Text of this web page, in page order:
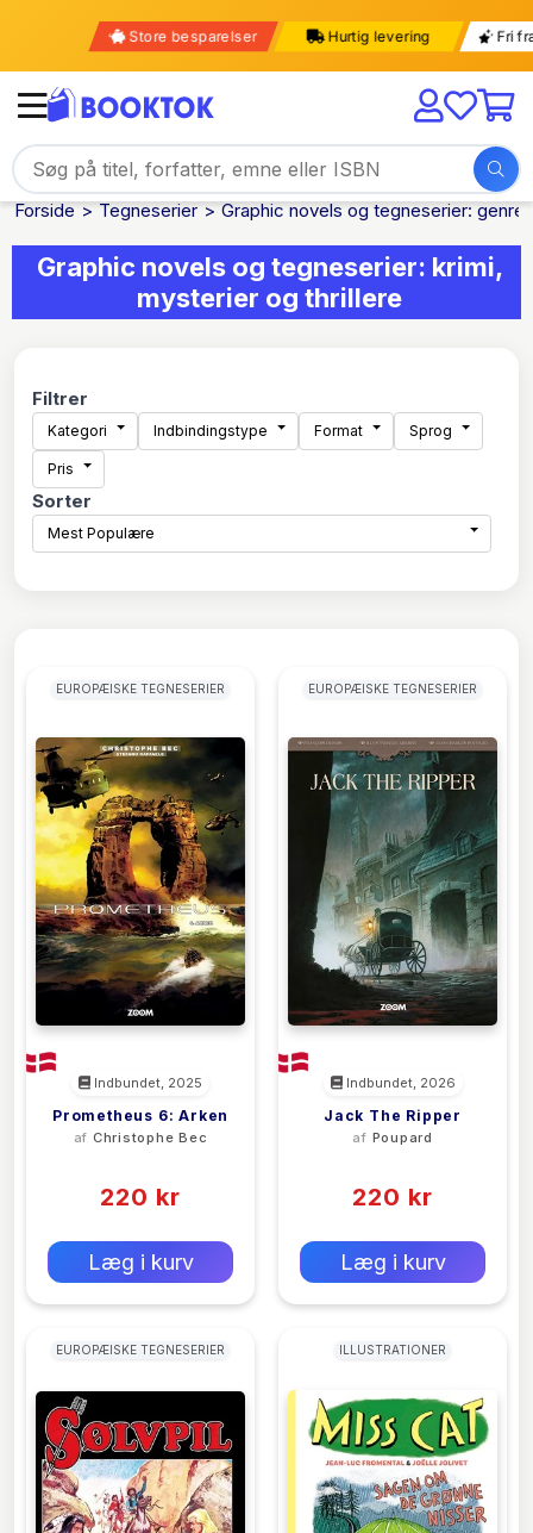
Store besparelser Hurtig levering
Forside Tegneserier Graphic novels og tegneserier: genrer
Graphic novels og tegneserier: krimi,
mysterier og thrillere
Filtrer
Kategori Indbindingstype Format Sprog
Pris
Sorter
Mest Populære
EUROPÆISKE TEGNESERIER
Indbundet, 2025
Prometheus 6: Arken
af Christophe Bec
220 kr
Læg i kurv
EUROPÆISKE TEGNESERIER
Indbundet, 2026
Jack The Ripper
af Poupard
220 kr
Læg i kurv
EUROPÆISKE TEGNESERIER ILLUSTRATIONER